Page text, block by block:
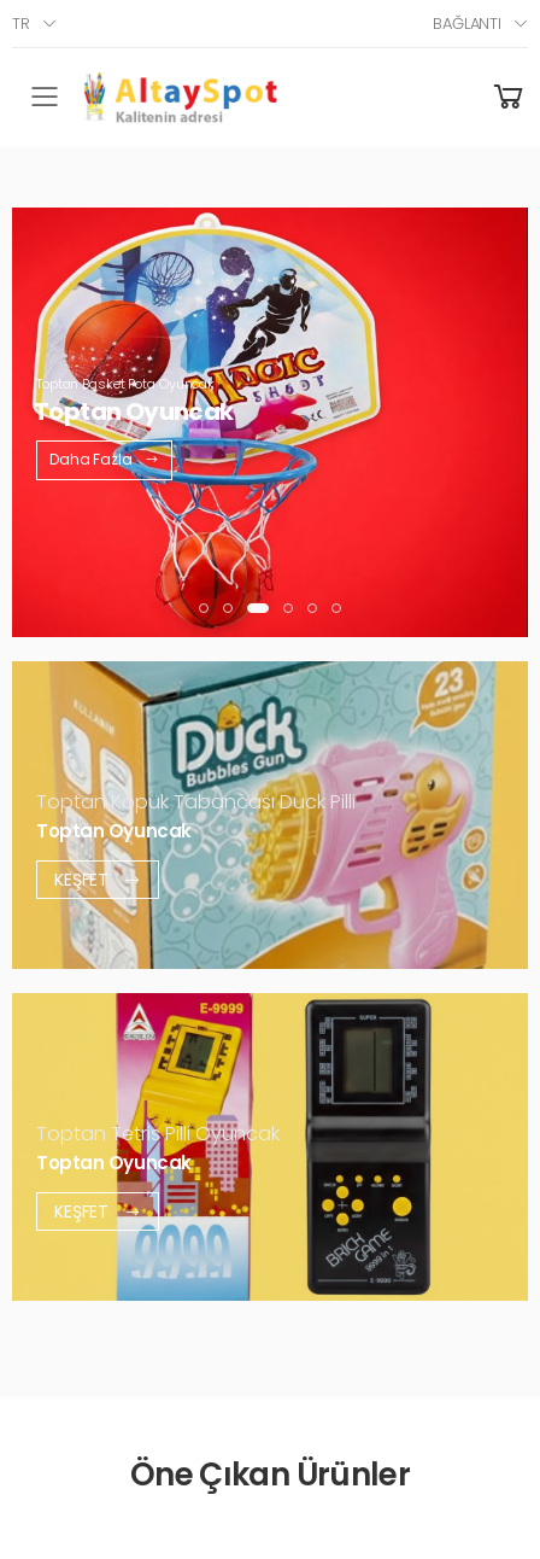
TR BAĞLANTI
Menü
Toptan Basket Pota Oyuncak
Toptan Oyuncak
Daha Fazla
Toptan Köpük Tabancası Duck Pilli
Toptan Oyuncak
KEŞFET
Toptan Tetris Pilli Oyuncak
Toptan Oyuncak
KEŞFET
Öne Çıkan Ürünler